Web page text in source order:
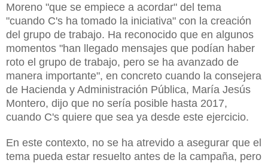
Moreno "que se empiece a acordar" del tema
"cuando C's ha tomado la iniciativa" con la creación
del grupo de trabajo. Ha reconocido que en algunos
momentos "han llegado mensajes que podían haber
roto el grupo de trabajo, pero se ha avanzado de
manera importante", en concreto cuando la consejera
de Hacienda y Administración Pública, María Jesús
Montero, dijo que no sería posible hasta 2017,
cuando C's quiere que sea ya desde este ejercicio.
En este contexto, no se ha atrevido a asegurar que el
tema pueda estar resuelto antes de la campaña, pero